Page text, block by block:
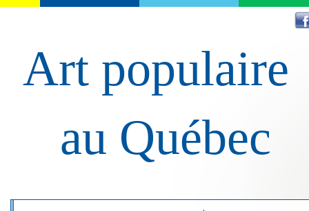
Art populaire
au Québec